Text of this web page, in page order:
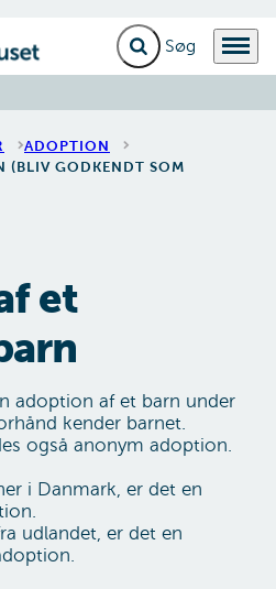
Fold søgefelt ud
Menu
ADOPTION
(BLIV GODKENDT SOM
et
adoption af et barn under
kender barnet.
også anonym adoption.
i Danmark, er det en
udlandet, er det en